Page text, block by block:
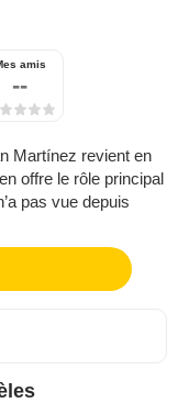
amis
--
Martínez revient en
offre le rôle principal
pas vue depuis